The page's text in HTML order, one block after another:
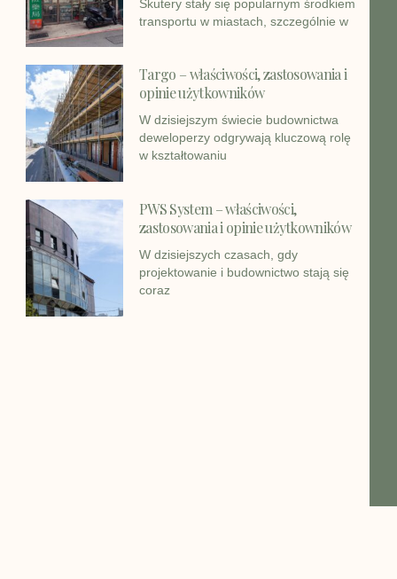
Skutery stały się popularnym środkiem
transportu w miastach, szczególnie w
Targo – właściwości, zastosowania i
opinie użytkowników
W dzisiejszym świecie budownictwa
deweloperzy odgrywają kluczową rolę
w kształtowaniu
PWS System – właściwości,
zastosowania i opinie użytkowników
W dzisiejszych czasach, gdy
projektowanie i budownictwo stają się
coraz